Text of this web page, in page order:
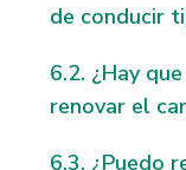
de conducir
¿Hay
renovar el
¿Puedo